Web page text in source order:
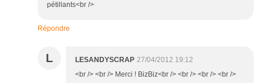
pétillants<br />
Répondre
L LESANDYSCRAP 27/04/2012 19:12
<br /> <br /> Merci ! BizBiz<br /> <br /> <br /> <br />